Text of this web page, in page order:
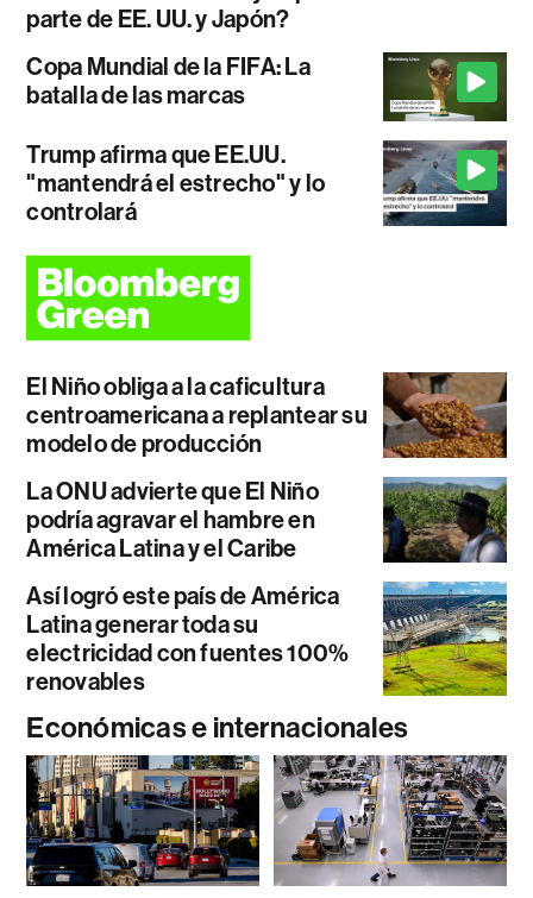
parte de EE. UU. y Japón?
Copa Mundial de la FIFA: La
batalla de las marcas
Trump afirma que EE.UU.
"mantendrá el estrecho" y lo
controlará
El Niño obliga a la caficultura
centroamericana a replantear su
modelo de producción
La ONU advierte que El Niño
podría agravar el hambre en
América Latina y el Caribe
Así logró este país de América
Latina generar toda su
electricidad con fuentes 100%
renovables
Económicas e internacionales